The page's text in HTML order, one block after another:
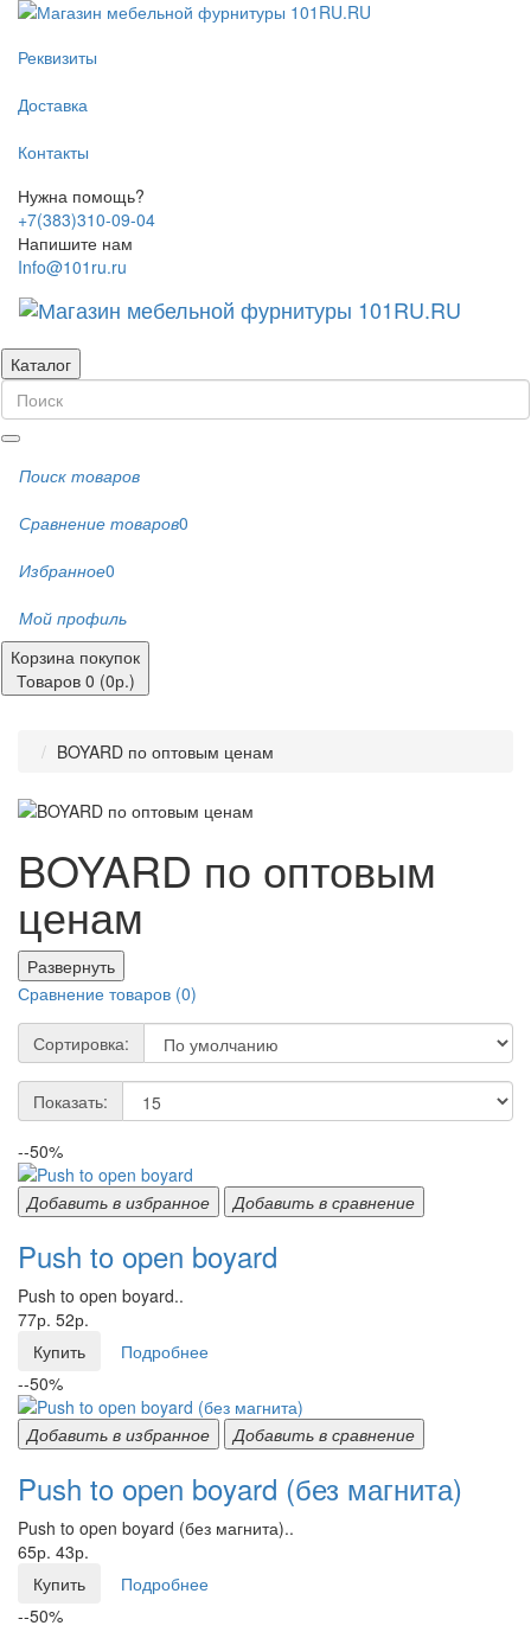
Реквизиты
Доставка
Контакты
Нужна помощь?
+7(383)310-09-04
Напишите нам
Info@101ru.ru
Каталог
Поиск товаров
Сравнение товаров0
Избранное0
Мой профиль
Корзина покупок
Товаров 0 (0р.)
BOYARD по оптовым ценам
BOYARD по оптовым
ценам
Развернуть
Сравнение товаров (0)
Сортировка:
Показать:
--50%
Добавить в избранное Добавить в сравнение
Push to open boyard
Push to open boyard..
77р. 52р.
Купить
Подробнее
--50%
Добавить в избранное Добавить в сравнение
Push to open boyard (без магнита)
Push to open boyard (без магнита)..
65р. 43р.
Купить
Подробнее
--50%